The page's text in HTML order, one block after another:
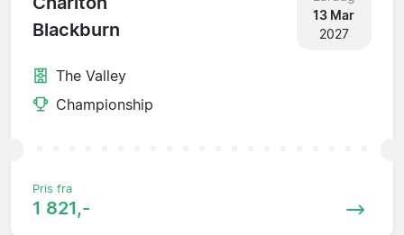
Blackburn
13 Mar
2027
The Valley
Championship
Pris fra
1 821,-